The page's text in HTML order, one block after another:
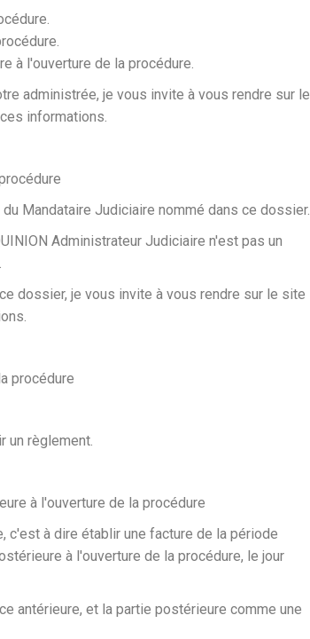
à l'ouverture de la procédure.
administrée, je vous invite à vous rendre sur le
informations.
Mandataire Judiciaire nommé dans ce dossier.
Administrateur Judiciaire n'est pas un
dossier, je vous invite à vous rendre sur le site
procédure
un règlement.
à l'ouverture de la procédure
c'est à dire établir une facture de la période
à l'ouverture de la procédure, le jour
antérieure, et la partie postérieure comme une